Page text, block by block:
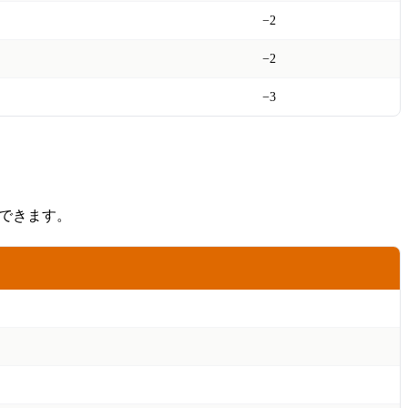
−2
−2
−3
きます。